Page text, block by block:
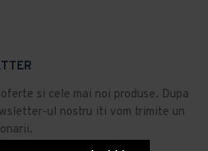
si cele mai noi produse. Dupa
ul nostru iti vom trimite un